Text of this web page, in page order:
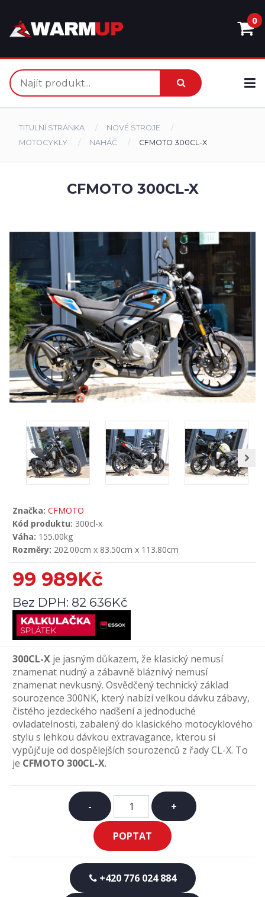
0
TITULNÍ STRÁNKA
NOVÉ STROJE
MOTOCYKLY
NAHÁČ CFMOTO 300CL-X
CFMOTO 300CL-X
Značka: CFMOTO
Kód produktu: 300cl-x
Váha: 155.00kg
Rozměry: 202.00cm x 83.50cm x 113.80cm
99 989Kč
Bez DPH: 82 636Kč
300CL-X je jasným důkazem, že klasický nemusí
znamenat nudný a zábavně bláznivý nemusí
znamenat nevkusný. Osvědčený technický základ
sourozence 300NK, který nabízí velkou dávku zábavy,
čistého jezdeckého nadšení a jednoduché
ovladatelnosti, zabalený do klasického motocyklového
stylu s lehkou dávkou extravagance, kterou si
vypůjčuje od dospělejších sourozenců z řady CL-X. To
je CFMOTO 300CL-X.
- +
POPTAT
+420 776 024 884